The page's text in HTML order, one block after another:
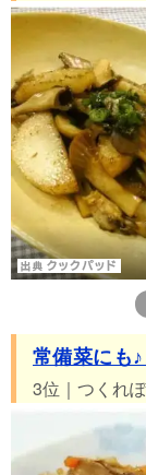
55位 つくれぽ
ィ
56位 つくれぽ
57位 つくれ
58位 つくれぽ
59位 つくれ
常備菜にも
3位｜つくれ